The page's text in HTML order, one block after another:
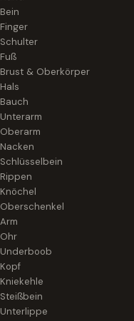
Bein
Finger
Schulter
Fuß
Brust & Oberkörper
Hals
Bauch
Unterarm
Oberarm
Nacken
Schlüsselbein
Rippen
Knöchel
Oberschenkel
Arm
Ohr
Underboob
Kopf
Kniekehle
Steißbein
Unterlippe